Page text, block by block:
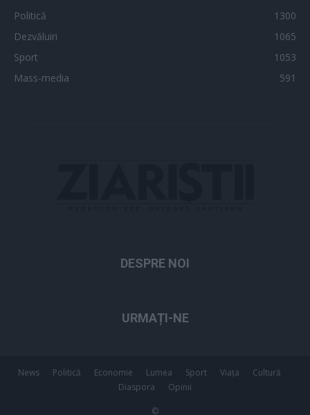
Politică
1300
Dezvăluiri
1065
Sport
1053
Mass-media
591
DESPRE NOI
URMAȚI-NE
News Politică Economie Lumea Sport Viața
Cultură
Diaspora
Opinii
©